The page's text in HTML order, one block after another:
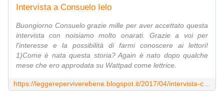
Intervista a Consuelo Ielo
Buongiorno Consuelo grazie mille per aver accettato questa
intervista con noisiamo molto onarati. Grazie a voi per
l'interesse e la possibilità di farmi conoscere ai lettori!
1)Come è nata questa storia? Again è nato dopo qualche
mese che ero approdata su Wattpad come lettrice.